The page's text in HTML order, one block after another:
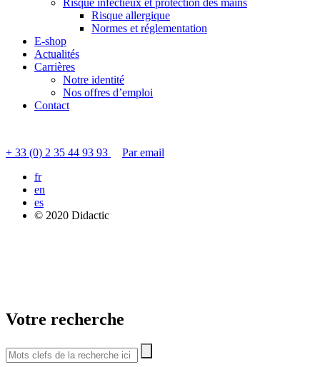
Risque infectieux et protection des mains
Risque allergique
Normes et réglementation
E-shop
Actualités
Carrières
Notre identité
Nos offres d’emploi
Contact
+ 33 (0) 2 35 44 93 93
Par email
fr
en
es
© 2020 Didactic
Votre recherche